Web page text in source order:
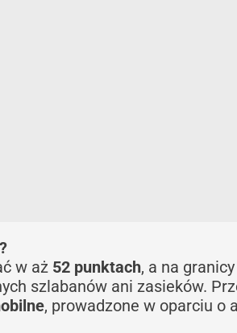
w aż 52 punktach, a na
szlabanów ani zasieków.
, prowadzone w oparciu o